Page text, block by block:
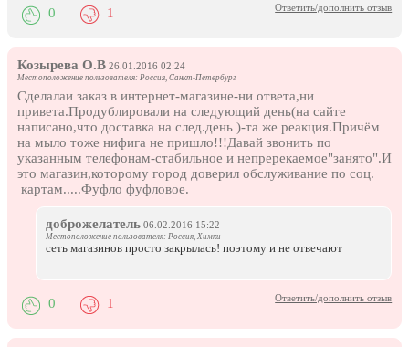
Ответить/дополнить отзыв
0 1
Козырева О.В 26.01.2016 02:24
Местоположение пользователя: Россия, Санкт-Петербург
Сделалаи заказ в интернет-магазине-ни ответа,ни
привета.Продублировали на следующий день(на сайте
написано,что доставка на след.день )-та же реакция.Причём
на мыло тоже нифига не пришло!!!Давай звонить по
указанным телефонам-стабильное и непререкаемое"занято".И
это магазин,которому город доверил обслуживание по соц.
картам.....Фуфло фуфловое.
доброжелатель 06.02.2016 15:22
Местоположение пользователя: Россия, Химки
сеть магазинов просто закрылась! поэтому и не отвечают
Ответить/дополнить отзыв
0 1